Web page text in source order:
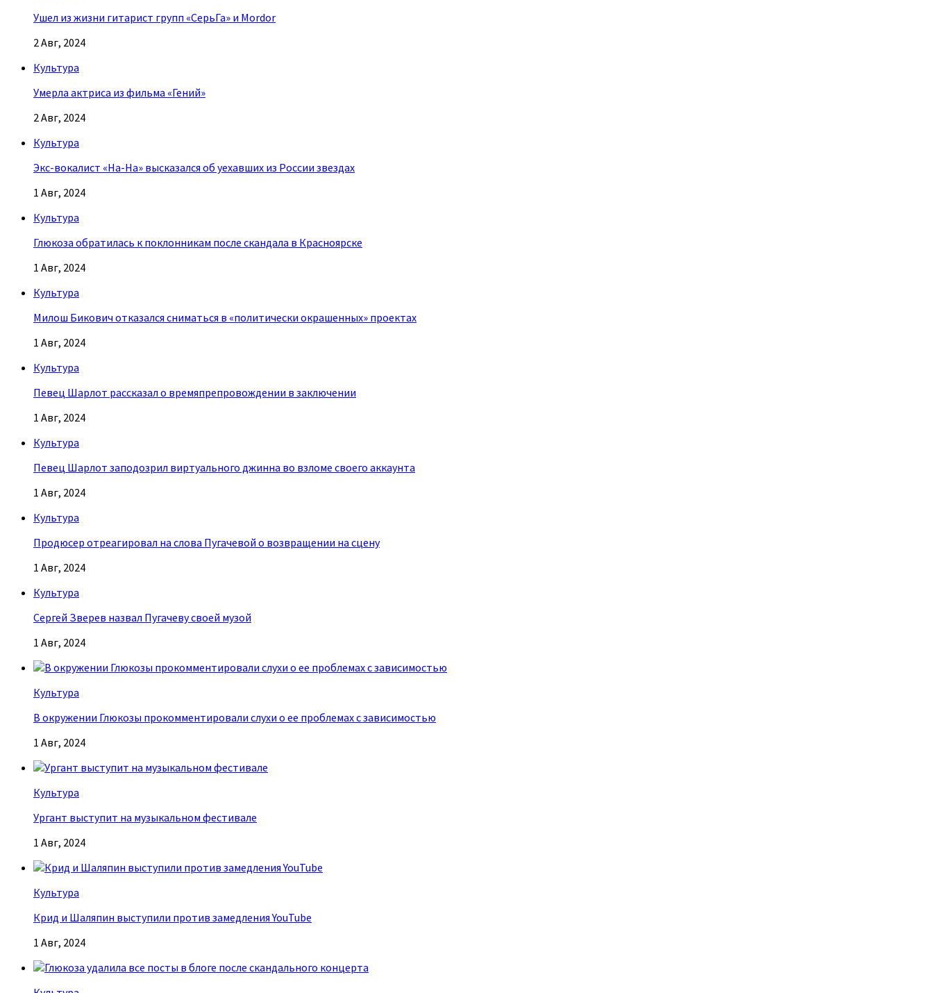
Ушел из жизни гитарист групп «СерьГа» и Mordor
2 Авг, 2024
Культура
Умерла актриса из фильма «Гений»
2 Авг, 2024
Культура
Экс-вокалист «На-На» высказался об уехавших из России звездах
1 Авг, 2024
Культура
Глюкоза обратилась к поклонникам после скандала в Красноярске
1 Авг, 2024
Культура
Милош Бикович отказался сниматься в «политически окрашенных» проектах
1 Авг, 2024
Культура
Певец Шарлот рассказал о времяпрепровождении в заключении
1 Авг, 2024
Культура
Певец Шарлот заподозрил виртуального джинна во взломе своего аккаунта
1 Авг, 2024
Культура
Продюсер отреагировал на слова Пугачевой о возвращении на сцену
1 Авг, 2024
Культура
Сергей Зверев назвал Пугачеву своей музой
1 Авг, 2024
Культура
В окружении Глюкозы прокомментировали слухи о ее проблемах с зависимостью
1 Авг, 2024
Культура
Ургант выступит на музыкальном фестивале
1 Авг, 2024
Культура
Крид и Шаляпин выступили против замедления YouTube
1 Авг, 2024